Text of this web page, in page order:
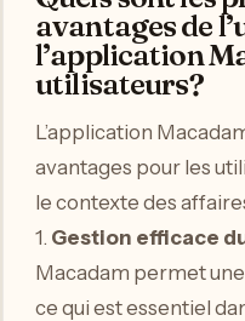
avantages de
l’application
utilisateurs?
L’application
avantages pour les
le contexte des
1. Gestion efficace
Macadam permet
ce qui est essentiel